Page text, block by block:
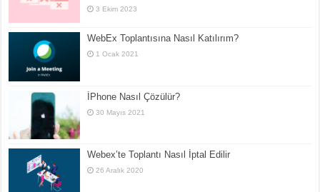
3 Ekim 2023
WebEx Toplantısına Nasıl Katılırım?
1 Ocak 2021
İPhone Nasıl Çözülür?
30 Mayıs 2021
Webex’te Toplantı Nasıl İptal Edilir
26 Aralık 2020